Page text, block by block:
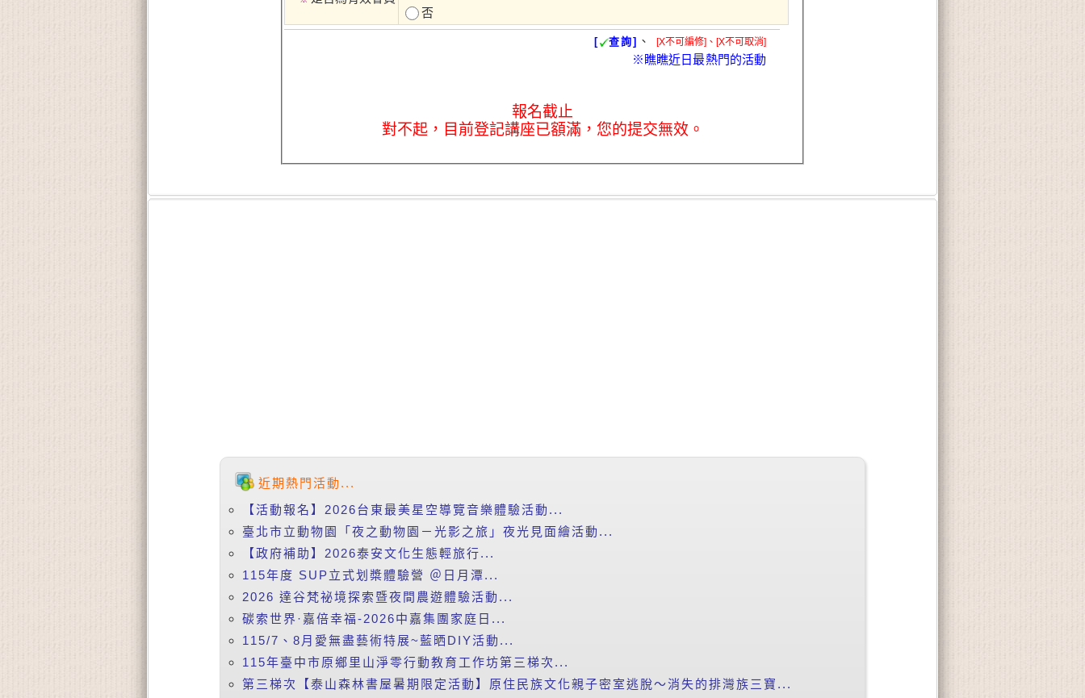
否
[ 查詢] 、 [X不可編修]、[X不可取消]
※瞧瞧近日最熱門的活動
報名截止
對不起，目前登記講座已額滿，您的提交無效。
近期熱門活動...
【活動報名】2026台東最美星空導覽音樂體驗活動...
臺北市立動物園「夜之動物園－光影之旅」夜光見面繪活動...
【政府補助】2026泰安文化生態輕旅行...
115年度 SUP立式划槳體驗營 ＠日月潭...
2026 達谷梵祕境探索暨夜間農遊體驗活動...
碳索世界·嘉倍幸福-2026中嘉集團家庭日...
115/7、8月愛無盡藝術特展~藍晒DIY活動...
115年臺中市原鄉里山淨零行動教育工作坊第三梯次...
第三梯次【泰山森林書屋暑期限定活動】原住民族文化親子密室逃脫～消失的排灣族三寶...